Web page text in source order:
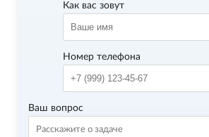
Как вас зовут
Номер телефона
Ваш вопрос